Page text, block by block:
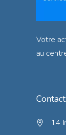
Votre
au
14